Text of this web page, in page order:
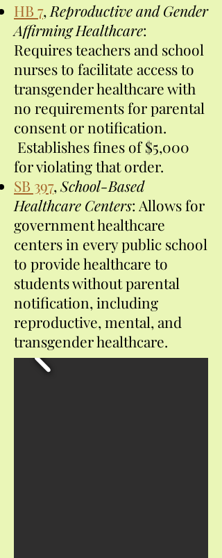
HB 7, Reproductive and Gender
Affirming Healthcare:
Requires teachers and school
nurses to facilitate access to
transgender healthcare with
no requirements for parental
consent or notification.
Establishes fines of $5,000
for violating that order.
SB 397, School-Based
Healthcare Centers: Allows for
government healthcare
centers in every public school
to provide healthcare to
students without parental
notification, including
reproductive, mental, and
transgender healthcare.